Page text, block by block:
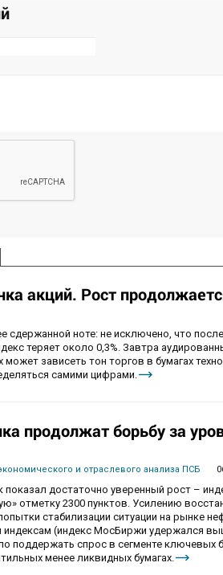
акций. Рост
сдержанной ноте: не исключено, что
теряет около 0,3%. Завтра
зависеть тон торгов в бумагах
самими цифрами.
продолжат борьбу за
и отраслевого анализа ПСБ
достаточно уверенный рост –
отметку 2300 пунктов. Усилению
стабилизации ситуации на рынке
индексам (индекс МосБиржи удержался
поддержать спрос в сегменте ключевых
менее ликвидных бумагах.